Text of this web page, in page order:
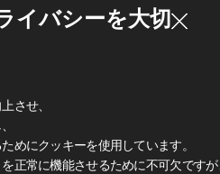
イバシーを大切
させ、
めにクッキーを使用しています。
正常に機能させるために不可欠です